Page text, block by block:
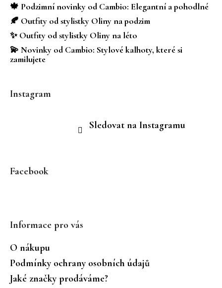
🍁 Podzimní novinky od Cambio: Elegantní a pohodlné
🍂 Outfity od stylistky Oliny na podzim
✨ Outfity od stylistky Oliny na léto
💫 Novinky od Cambio: Stylové kalhoty, které si
zamilujete
Instagram
Sledovat na Instagramu
Facebook
Informace pro vás
O nákupu
Podmínky ochrany osobních údajů
Jaké značky prodáváme?